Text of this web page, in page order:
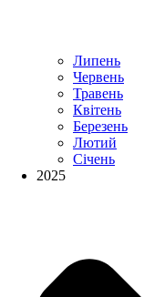
Липень
Червень
Травень
Квітень
Березень
Лютий
Січень
2025